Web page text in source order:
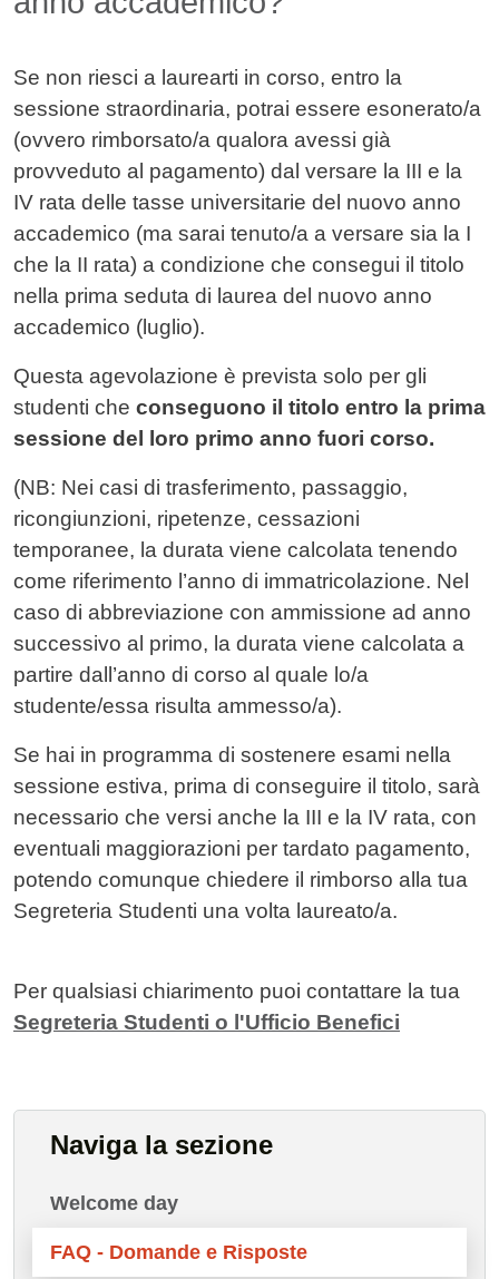
Se non riesci a laurearti in corso, entro la
sessione straordinaria, potrai essere esonerato/a
(ovvero rimborsato/a qualora avessi già
provveduto al pagamento) dal versare la III e la
IV rata delle tasse universitarie del nuovo anno
accademico (ma sarai tenuto/a a versare sia la I
che la II rata) a condizione che consegui il titolo
nella prima seduta di laurea del nuovo anno
accademico (luglio).
Questa agevolazione è prevista solo per gli
studenti che conseguono il titolo entro la prima
sessione del loro primo anno fuori corso.
(NB: Nei casi di trasferimento, passaggio,
ricongiunzioni, ripetenze, cessazioni
temporanee, la durata viene calcolata tenendo
come riferimento l’anno di immatricolazione. Nel
caso di abbreviazione con ammissione ad anno
successivo al primo, la durata viene calcolata a
partire dall’anno di corso al quale lo/a
studente/essa risulta ammesso/a).
Se hai in programma di sostenere esami nella
sessione estiva, prima di conseguire il titolo, sarà
necessario che versi anche la III e la IV rata, con
eventuali maggiorazioni per tardato pagamento,
potendo comunque chiedere il rimborso alla tua
Segreteria Studenti una volta laureato/a.
Per qualsiasi chiarimento puoi contattare la tua
Segreteria Studenti o l'Ufficio Benefici
Naviga la sezione
Welcome day
FAQ - Domande e Risposte